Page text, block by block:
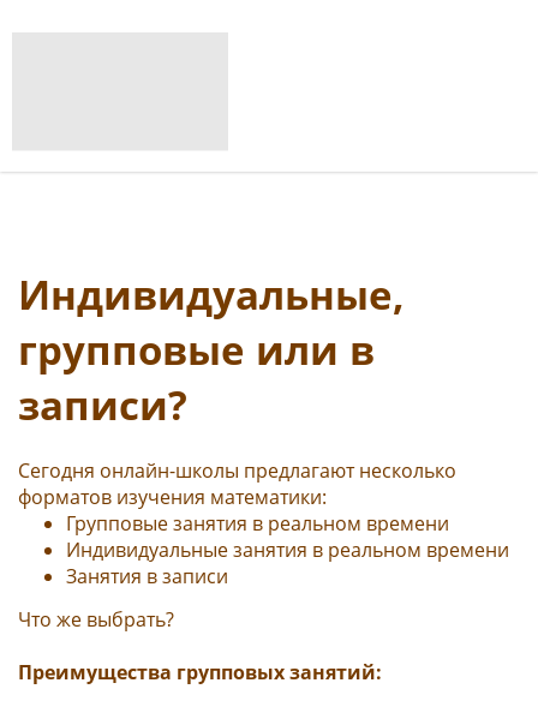
Индивидуальные,
групповые или в
записи?
Сегодня онлайн-школы предлагают несколько
форматов изучения математики:
Групповые занятия в реальном времени
Индивидуальные занятия в реальном времени
Занятия в записи
Что же выбрать?
Преимущества групповых занятий: